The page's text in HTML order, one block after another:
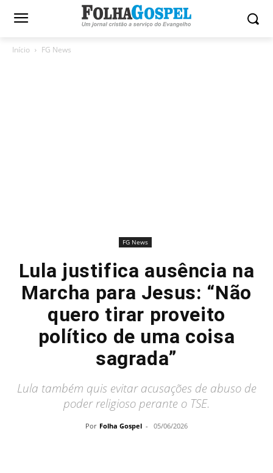
Início FG News
FG News
Lula justifica ausência na
Marcha para Jesus: “Não
quero tirar proveito
político de uma coisa
sagrada”
Lula também quis evitar acusações de abuso de
poder religioso perante o TSE.
Por Folha Gospel - 05/06/2026